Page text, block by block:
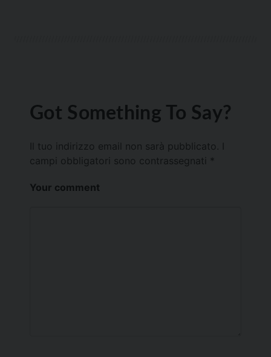
Got Something To Say?
Il tuo indirizzo email non sarà pubblicato.
campi obbligatori sono contrassegnati *
Your comment